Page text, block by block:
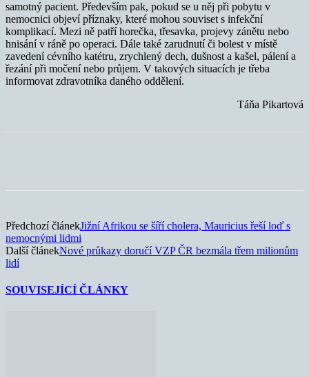
samotný pacient. Především pak, pokud se u něj při pobytu v
nemocnici objeví příznaky, které mohou souviset s infekční
komplikací. Mezi ně patří horečka, třesavka, projevy zánětu nebo
hnisání v ráně po operaci. Dále také zarudnutí či bolest v místě
zavedení cévního katétru, zrychlený dech, dušnost a kašel, pálení a
řezání při močení nebo průjem. V takových situacích je třeba
informovat zdravotníka daného oddělení.
Táňa Pikartová
Předchozí článekJižní Afrikou se šíří cholera, Mauricius řeší loď s
nemocnými lidmi
Další článekNové průkazy doručí VZP ČR bezmála třem milionům
lidí
SOUVISEJÍCÍ ČLÁNKY